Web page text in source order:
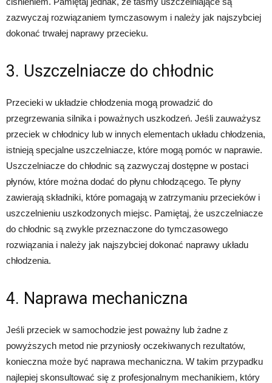
zazwyczaj rozwiązaniem tymczasowym i należy jak najszybciej
dokonać trwałej naprawy przecieku.
3. Uszczelniacze do chłodnic
Przecieki w układzie chłodzenia mogą prowadzić do
przegrzewania silnika i poważnych uszkodzeń. Jeśli zauważysz
przeciek w chłodnicy lub w innych elementach układu chłodzenia,
istnieją specjalne uszczelniacze, które mogą pomóc w naprawie.
Uszczelniacze do chłodnic są zazwyczaj dostępne w postaci
płynów, które można dodać do płynu chłodzącego. Te płyny
zawierają składniki, które pomagają w zatrzymaniu przecieków i
uszczelnieniu uszkodzonych miejsc. Pamiętaj, że uszczelniacze
do chłodnic są zwykle przeznaczone do tymczasowego
rozwiązania i należy jak najszybciej dokonać naprawy układu
chłodzenia.
4. Naprawa mechaniczna
Jeśli przeciek w samochodzie jest poważny lub żadne z
powyższych metod nie przyniosły oczekiwanych rezultatów,
konieczna może być naprawa mechaniczna. W takim przypadku
najlepiej skonsultować się z profesjonalnym mechanikiem, który